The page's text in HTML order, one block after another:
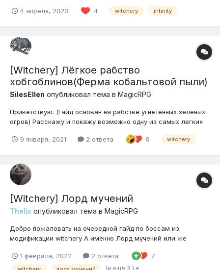
энергии в алтаре. И так начнем, данная автоматизация будет
4 апреля, 2023 4 witchery infinity
[Witchery] Лёгкое рабство
хобгоблинов(Ферма кобальтовой пыли)
SilesEllen опубликовал тема в MagicRPG
Приветствую. (Гайд основан на рабстве угнетённых зелёных
огров) Расскажу и покажу возможно одну из самых легких
которые нам нужны для установки конструкций и т.п.
9 января, 2021 2 ответа 6 witchery
[Witchery] Лорд мучений
Thelix опубликовал тема в MagicRPG
Добро пожаловать на очередной гайд по боссам из
модификации witchery А именно Лорд мучений или же
2 шабашных ведьм в шабаше, если их нет, то идём собирать
шабаш 🙂 Зачем? Потому-что мы должны призвать импа, это
1 февраля, 2022 2 ответа 7
(и ещё 3 )